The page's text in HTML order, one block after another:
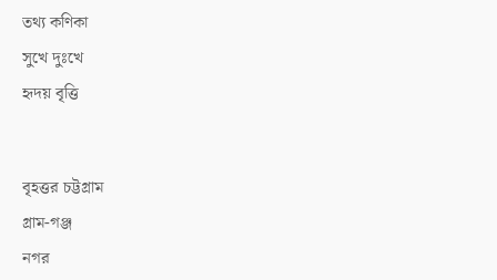
তথ্য কণিকা
সুখে দুঃখে
হৃদয় বৃত্তি
বৃহত্তর চট্টগ্রাম
গ্রাম-গঞ্জ
নগর